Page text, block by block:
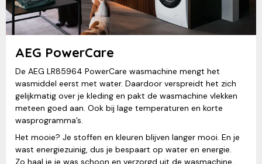
AEG PowerCare
De AEG LR85964 PowerCare wasmachine mengt het
wasmiddel eerst met water. Daardoor verspreidt het zich
gelijkmatig over je kleding en pakt de wasmachine vlekken
meteen goed aan. Ook bij lage temperaturen en korte
wasprogramma’s.
Het mooie? Je stoffen en kleuren blijven langer mooi. En je
wast energiezuinig, dus je bespaart op water en energie.
Zo haal je je was schoon en verzorgd uit de wasmachine,